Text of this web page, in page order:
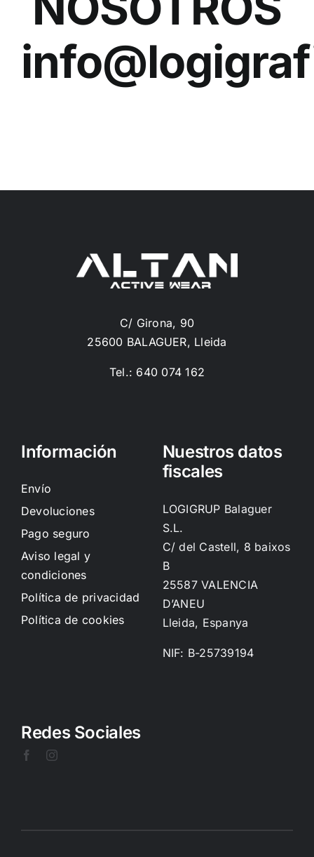
C/ Girona, 90
25600 BALAGUER, Lleida
Tel.: 640 074 162
Información
Envío
Devoluciones
Pago seguro
Aviso legal y
condiciones
Política de privacidad
Política de cookies
Nuestros datos
fiscales
LOGIGRUP Balaguer
S.L.
C/ del Castell, 8 baixos
B
25587 VALENCIA
D’ANEU
Lleida, Espanya
NIF: B-25739194
Redes Sociales